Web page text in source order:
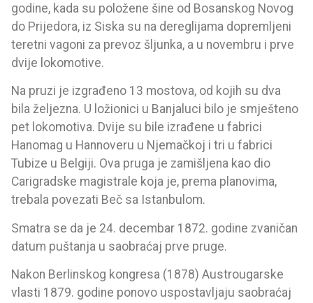
godine, kada su položene šine od Bosanskog Novog
do Prijedora, iz Siska su na dereglijama dopremljeni
teretni vagoni za prevoz šljunka, a u novembru i prve
dvije lokomotive.
Na pruzi je izgrađeno 13 mostova, od kojih su dva
bila željezna. U ložionici u Banjaluci bilo je smješteno
pet lokomotiva. Dvije su bile izrađene u fabrici
Hanomag u Hannoveru u Njemačkoj i tri u fabrici
Tubize u Belgiji. Ova pruga je zamišljena kao dio
Carigradske magistrale koja je, prema planovima,
trebala povezati Beč sa Istanbulom.
Smatra se da je 24. decembar 1872. godine zvaničan
datum puštanja u saobraćaj prve pruge.
Nakon Berlinskog kongresa (1878) Austrougarske
vlasti 1879. godine ponovo uspostavljaju saobraćaj